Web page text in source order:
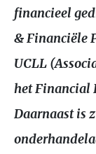
financieel
&Financiële
UCLL
het Financial
Daarnaast is